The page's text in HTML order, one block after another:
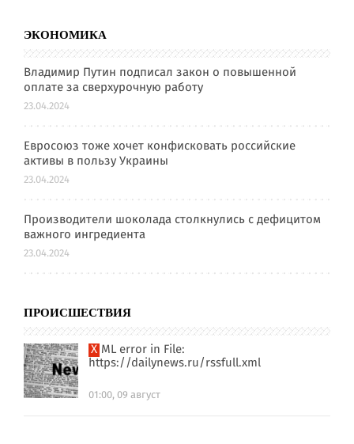
ЭКОНОМИКА
Владимир Путин подписал закон о повышенной
оплате за сверхурочную работу
23.04.2024
Евросоюз тоже хочет конфисковать российские
активы в пользу Украины
23.04.2024
Производители шоколада столкнулись с дефицитом
важного ингредиента
23.04.2024
ПРОИСШЕСТВИЯ
XML error in File:
https://dailynews.ru/rssfull.xml
01:00, 09 август